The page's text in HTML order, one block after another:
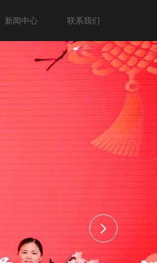
新闻中心 联系我们